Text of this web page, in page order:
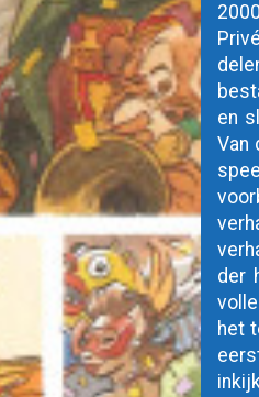
en
Van
der
het